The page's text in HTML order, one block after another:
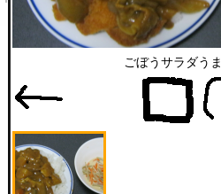
ごぼうサラダう